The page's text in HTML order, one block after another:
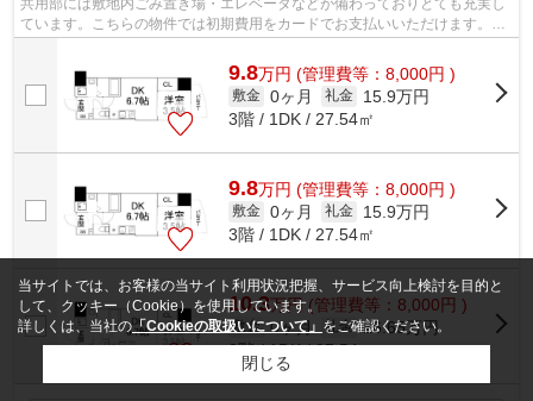
共用部には敷地内ごみ置き場・エレベータなどが備わっておりとても充実し
ています。こちらの物件では初期費用をカードでお支払いいただけます。外
9.8万円 (管理費等：8,000円 )
敷金 0ヶ月 礼金
15.9万円
3階 / 1DK / 27.54㎡
9.8万円 (管理費等：8,000円 )
敷金 0ヶ月 礼金
15.9万円
3階 / 1DK / 27.54㎡
10.3万円(管理費等：8,000円 )
敷金 0ヶ月 礼金 16.65万円
8階 / 1DK / 27.54㎡
当サイトでは、お客様の当サイト利用状況把握、サービス向上検討を目的と
して、クッキー（Cookie）を使用しています。
詳しくは、当社の「Cookieの取扱いについて」 をご確認ください。
閉じる